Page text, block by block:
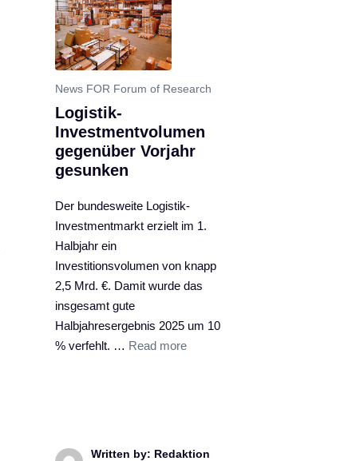
News FOR Forum of Research
Logistik-
Investmentvolumen
gegenüber Vorjahr
gesunken
Der bundesweite Logistik-
Investmentmarkt erzielt im 1.
Halbjahr ein
Investitionsvolumen von knapp
2,5 Mrd. €. Damit wurde das
insgesamt gute
Halbjahresergebnis 2025 um 10
% verfehlt. … Read more
Written by: Redaktion